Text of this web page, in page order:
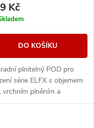
Kč
DO KOŠÍKU
plnitelný POD pro
série ELFX s objemem
vrchním plněním a
Dual Mesh žhavicí